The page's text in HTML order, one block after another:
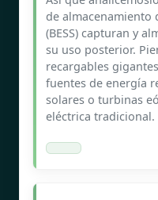
de almacenamiento
(BESS) capturan y
su uso posterior.
recargables
fuentes de energía
solares o turbinas
eléctrica tradicional.